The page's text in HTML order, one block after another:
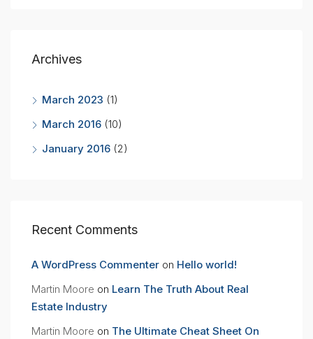
Archives
March 2023 (1)
March 2016 (10)
January 2016 (2)
Recent Comments
A WordPress Commenter on Hello world!
Martin Moore on Learn The Truth About Real
Estate Industry
Martin Moore on The Ultimate Cheat Sheet On